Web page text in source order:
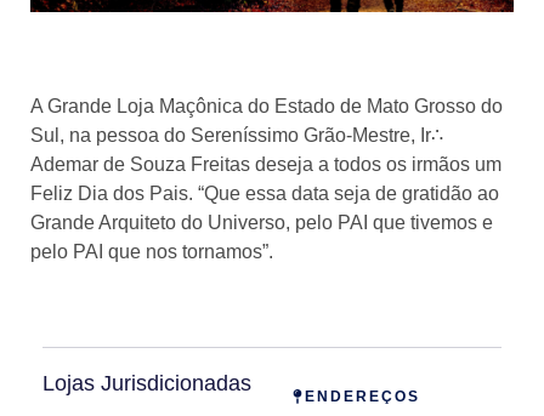
A Grande Loja Maçônica do Estado de Mato Grosso do
Sul, na pessoa do Sereníssimo Grão-Mestre, Ir∴
Ademar de Souza Freitas deseja a todos os irmãos um
Feliz Dia dos Pais. “Que essa data seja de gratidão ao
Grande Arquiteto do Universo, pelo PAI que tivemos e
pelo PAI que nos tornamos”.
Lojas Jurisdicionadas
ENDEREÇOS